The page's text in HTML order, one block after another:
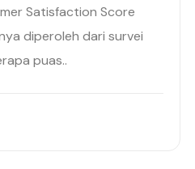
Satisfaction Score
diperoleh dari survei
puas..